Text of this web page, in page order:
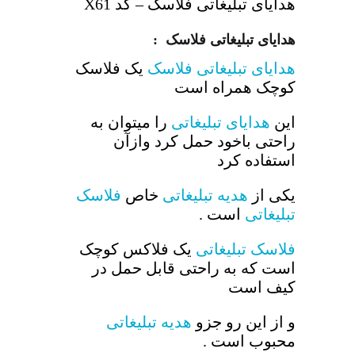
هدایای تبلیغاتی فلاسک – کد X61
هدایای تبلیغاتی فلاسک :
هدایای تبلیغاتی فلاسک یک فلاسک
کوچک همراه است
این هدایای تبلیغاتی را میتوان به
راحتی باخود حمل کرد وازآن
استفاده کرد
یکی از هدیه تبلیغاتی خاص فلاسک
تبلیغاتی است .
فلاسک تبلیغاتی یک فلاکس کوچک
است که به راحتی قابل حمل در
کیف است
و از این رو جزو هدیه تبلیغاتی
محبوب است .